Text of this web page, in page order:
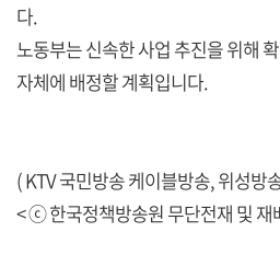
다.
노동부는 신속한 사업 추진을 위해
자체에 배정할 계획입니다.
( KTV 국민방송 케이블방송, 위성방
< ⓒ 한국정책방송원 무단전재 및 재